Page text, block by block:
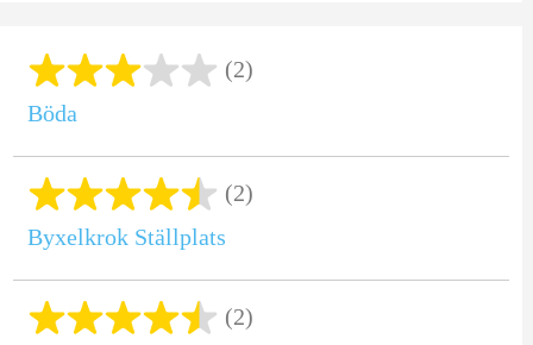
(2)
Böda
(2)
Byxelkrok Ställplats
(2)